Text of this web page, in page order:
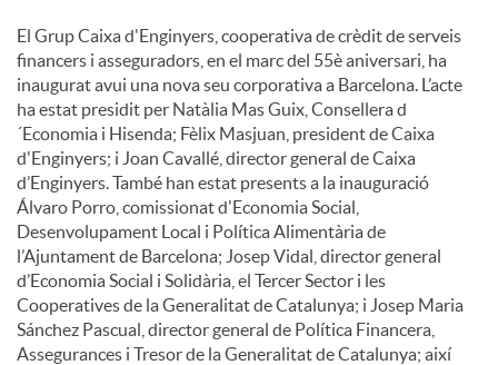
El Grup Caixa d'Enginyers, cooperativa de crèdit de serveis
financers i asseguradors, en el marc del 55è aniversari, ha
inaugurat avui una nova seu corporativa a Barcelona. L’acte
ha estat presidit per Natàlia Mas Guix, Consellera d
´Economia i Hisenda; Fèlix Masjuan, president de Caixa
d'Enginyers; i Joan Cavallé, director general de Caixa
d’Enginyers. També han estat presents a la inauguració
Álvaro Porro, comissionat d'Economia Social,
Desenvolupament Local i Política Alimentària de
l’Ajuntament de Barcelona; Josep Vidal, director general
d’Economia Social i Solidària, el Tercer Sector i les
Cooperatives de la Generalitat de Catalunya; i Josep Maria
Sánchez Pascual, director general de Política Financera,
Assegurances i Tresor de la Generalitat de Catalunya; així